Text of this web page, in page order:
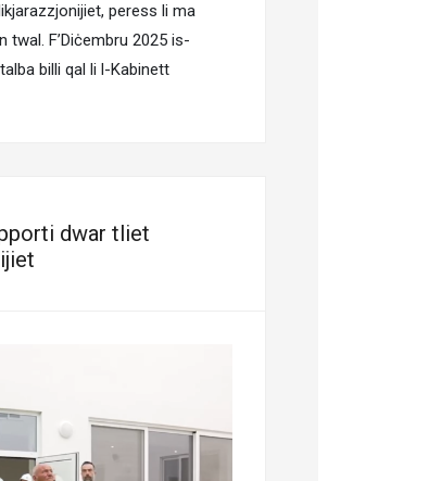
peress li ma
twal. F’Diċembru 2025 is-
billi qal li l-Kabinett
dwar tliet